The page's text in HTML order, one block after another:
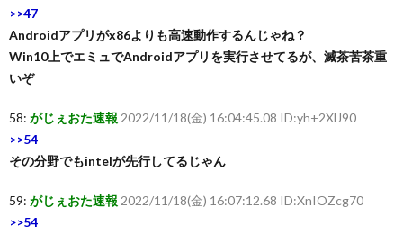
>>47
Androidアプリがx86よりも高速動作するんじゃね？
Win10上でエミュでAndroidアプリを実行させてるが、滅茶苦茶重
いぞ
58: がじぇおた速報 2022/11/18(金) 16:04:45.08 ID:yh+2XlJ90
>>54
その分野でもintelが先行してるじゃん
59: がじぇおた速報 2022/11/18(金) 16:07:12.68 ID:XnIOZcg70
>>54